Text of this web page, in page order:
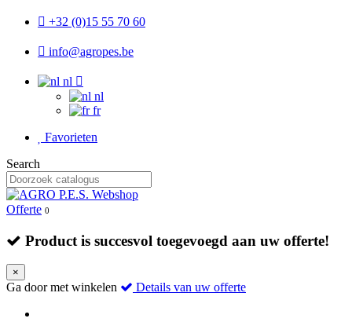
+32 (0)15 55 70 60
info@agropes.be
nl
nl
fr
Favorieten
Search
Offerte 0
Product is succesvol toegevoegd aan uw offerte!
×
Ga door met winkelen Details van uw offerte